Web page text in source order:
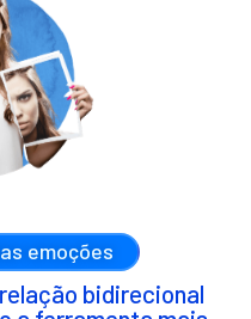
emoções
bidirecional